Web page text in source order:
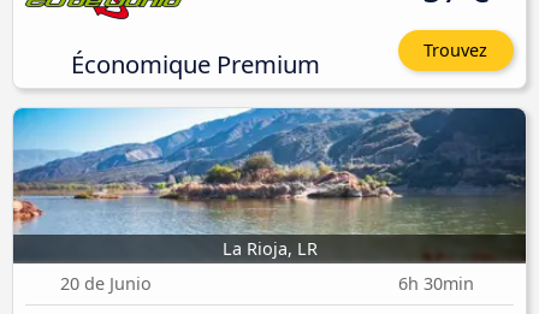
Économique Premium Trouvez
La Rioja, LR
20 de Junio
6h 30min